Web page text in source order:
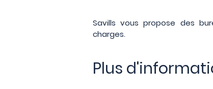
Savills vous propose des
charges.
Plus